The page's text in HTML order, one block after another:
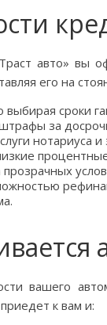
авто» вы
его на
выбирая сроки
за
нотариуса
вашего
к вам и: